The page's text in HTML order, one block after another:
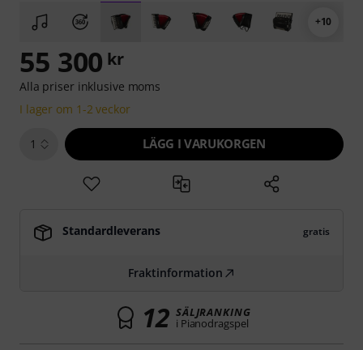
+10
55 300 kr
Alla priser inklusive moms
I lager om 1-2 veckor
1 LÄGG I VARUKORGEN
Standardleverans gratis
Fraktinformation
12 SÄLJRANKING
i Pianodragspel